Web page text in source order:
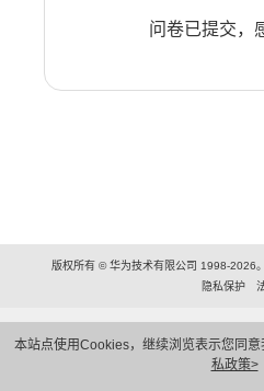
本站点使用Cookies，继续浏览表示您同意
私政策>
问卷已提交，
版权所有 © 华为技术有限公司 1998-2026
隐私保护